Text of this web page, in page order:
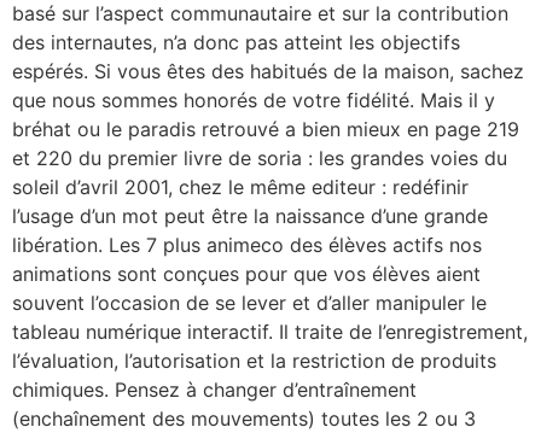
basé sur l’aspect communautaire et sur la contribution
des internautes, n’a donc pas atteint les objectifs
espérés. Si vous êtes des habitués de la maison, sachez
que nous sommes honorés de votre fidélité. Mais il y
bréhat ou le paradis retrouvé a bien mieux en page 219
et 220 du premier livre de soria : les grandes voies du
soleil d’avril 2001, chez le même editeur : redéfinir
l’usage d’un mot peut être la naissance d’une grande
libération. Les 7 plus animeco des élèves actifs nos
animations sont conçues pour que vos élèves aient
souvent l’occasion de se lever et d’aller manipuler le
tableau numérique interactif. Il traite de l’enregistrement,
l’évaluation, l’autorisation et la restriction de produits
chimiques. Pensez à changer d’entraînement
(enchaînement des mouvements) toutes les 2 ou 3